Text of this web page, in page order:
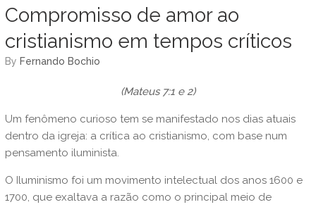
Compromisso de amor ao
cristianismo em tempos críticos
by Fernando Bochio
(Mateus 7:1 e 2)
Um fenômeno curioso tem se manifestado nos dias atuais
dentro da igreja: a crítica ao cristianismo, com base num
pensamento iluminista.
O Iluminismo foi um movimento intelectual dos anos 1600 e
1700, que exaltava a razão como o principal meio de